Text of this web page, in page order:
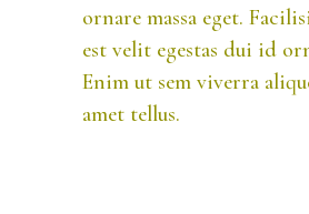
ornare massa eget.
est velit egestas dui id
Enim ut sem viverra
amet tellus.